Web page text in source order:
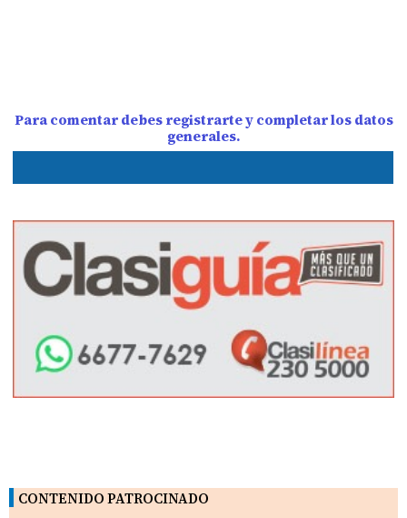
Para comentar debes registrarte y completar los datos
generales.
CONTENIDO PATROCINADO